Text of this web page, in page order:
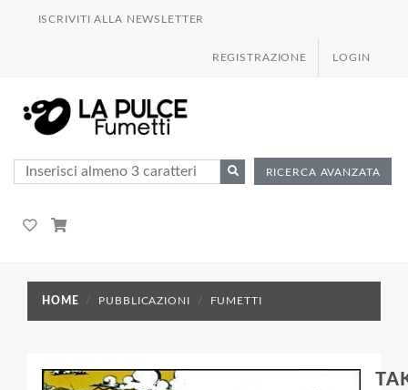
ISCRIVITI ALLA NEWSLETTER
REGISTRAZIONE LOGIN
RICERCA AVANZATA
HOME PUBBLICAZIONI FUMETTI